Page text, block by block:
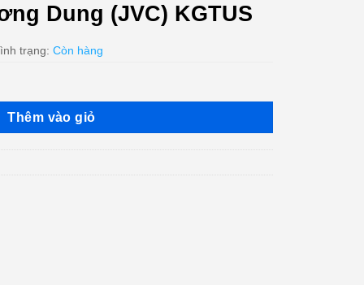
Dung (JVC) KGTUS
trạng: Còn hàng
Thêm vào giỏ